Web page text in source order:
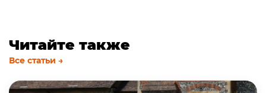
Читайте также
Все статьи →